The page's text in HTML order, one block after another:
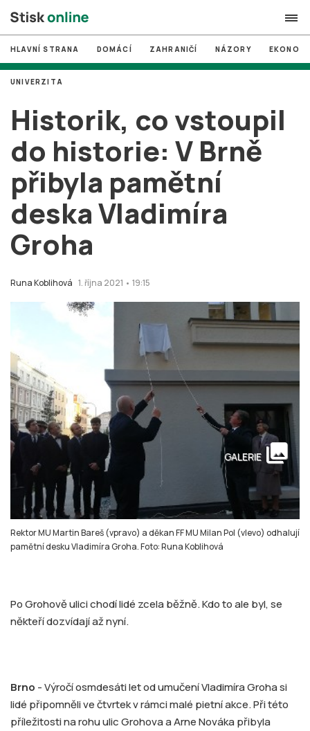
search
# MUNI
# Brno
# volby
login PŘIHLÁSIT SE
Zapomněli jste heslo?
HLAVNÍ STRANA DOMÁCÍ ZAHRANIČÍ NÁZORY
Historik, co vstoupil
do historie: V Brně
přibyla pamětní
deska Vladimíra
Groha
Runa Koblihová 1. října 2021 • 19:15
UNIVERZITA
Rektor MU Martin Bareš (vpravo) a děkan FF MU Milan Pol (vlevo) odhalují
pamětní desku Vladimíra Groha. Foto: Runa Koblihová
GALERIE collections
Po Grohově ulici chodí lidé zcela běžně. Kdo to ale byl, se
někteří dozvídají až nyní.
Brno - Výročí osmdesáti let od umučení Vladimíra Groha si
lidé připomněli ve čtvrtek v rámci malé pietní akce. Při této
příležitosti na rohu ulic Grohova a Arne Nováka přibyla